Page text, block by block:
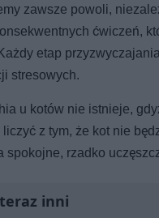
zawsze powoli,
ćwiczeń,
etap
stresowych.
u kotów nie istnieje,
z tym, że kot nie
spokojne, rzadko
inni